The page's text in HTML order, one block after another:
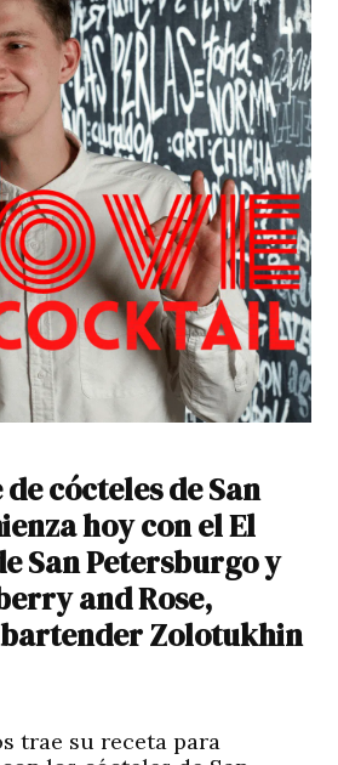
cócteles de San
hoy con el El
San Petersburgo y
and Rose,
Zolotukhin
trae su receta para